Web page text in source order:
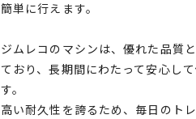
簡単に行えます。
ジムレコのマシンは、優れた品質
ており、長期間にわたって安心し
す。
高い耐久性を誇るため、毎日のト